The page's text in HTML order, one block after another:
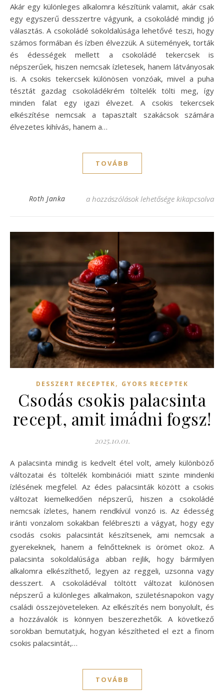
Akár egy különleges alkalomra készítünk valamit, akár csak
egy egyszerű desszertre vágyunk, a csokoládé mindig jó
választás. A csokoládé sokoldalúsága lehetővé teszi, hogy
számos formában és ízben élvezzük. A sütemények, torták
és édességek mellett a csokoládé tekercsek is
népszerűek, hiszen nemcsak ízletesek, hanem látványosak
is. A csokis tekercsek különösen vonzóak, mivel a puha
tésztát gazdag csokoládékrém töltelék tölti meg, így
minden falat egy igazi élvezet. A csokis tekercsek
elkészítése nemcsak a tapasztalt szakácsok számára
élvezetes kihívás, hanem a…
TOVÁBB
Roth Janka Csodás csokis tekercs recept, amit
a hozzászólások lehetősége kikapcsolva
DESSZERT RECEPTEK, GYORS RECEPTEK
Csodás csokis palacsinta
recept, amit imádni fogsz!
2025.10.01.
A palacsinta mindig is kedvelt étel volt, amely különböző
változatai és töltelék kombinációi miatt szinte mindenki
ízlésének megfelel. Az édes palacsinták között a csokis
változat kiemelkedően népszerű, hiszen a csokoládé
nemcsak ízletes, hanem rendkívül vonzó is. Az édesség
iránti vonzalom sokakban felébreszti a vágyat, hogy egy
csodás csokis palacsintát készítsenek, ami nemcsak a
gyerekeknek, hanem a felnőtteknek is örömet okoz. A
palacsinta sokoldalúsága abban rejlik, hogy bármilyen
alkalomra elkészíthető, legyen az reggeli, uzsonna vagy
desszert. A csokoládéval töltött változat különösen
népszerű a különleges alkalmakon, születésnapokon vagy
családi összejöveteleken. Az elkészítés nem bonyolult, és
a hozzávalók is könnyen beszerezhetők. A következő
sorokban bemutatjuk, hogyan készítheted el ezt a finom
csokis palacsintát,…
TOVÁBB